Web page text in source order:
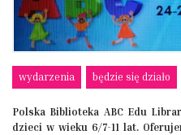
wydarzenia będzie się działo
Polska Biblioteka ABC Edu
dzieci w wieku 6/7-11 lat.